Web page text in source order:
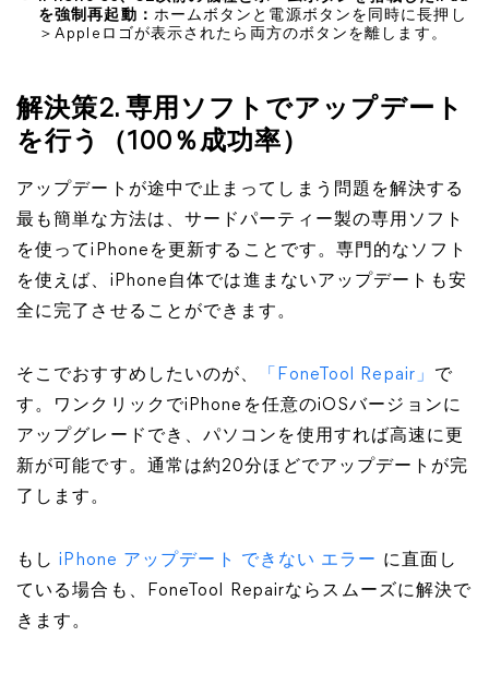
を強制再起動： ホームボタンと電源ボタンを同時に長押し
＞Appleロゴが表示されたら両方のボタンを離します。
解決策2. 専用ソフトでアップデート
を行う（100％成功率）
アップデートが途中で止まってしまう問題を解決する
最も簡単な方法は、サードパーティー製の専用ソフト
を使ってiPhoneを更新することです。専門的なソフト
を使えば、iPhone自体では進まないアップデートも安
全に完了させることができます。
そこでおすすめしたいのが、 「FoneTool Repair」 で
す。ワンクリックでiPhoneを任意のiOSバージョンに
アップグレードでき、パソコンを使用すれば高速に更
新が可能です。通常は約20分ほどでアップデートが完
了します。
もしiPhone アップデート できない エラー に直面し
ている場合も、FoneTool Repairならスムーズに解決で
きます。